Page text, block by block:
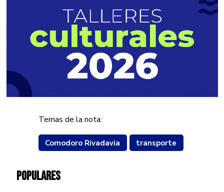
Temas de la nota:
Comodoro Rivadavia transporte
POPULARES